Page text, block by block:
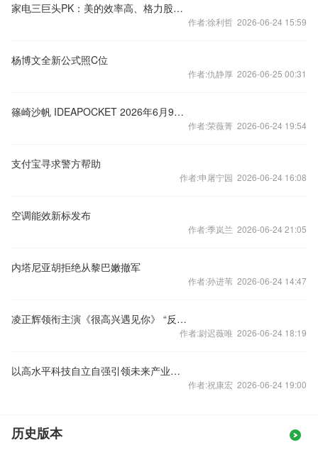
家电三巨头PK：美的效率高、格力股息高、海尔增长率高
作者:徐利哲 2026-06-24 15:59
杨博文全新公式照C位
作者:仇静厚 2026-06-25 00:31
篠崎沙帆 IDEAPOCKET 2026年6月9日出道 新人
作者:荣薇菁 2026-06-24 19:54
支付宝寻求警方帮助
作者:申屠宁园 2026-06-24 16:08
空调能效新标发布
作者:季岚兰 2026-06-24 21:05
内塔尼亚胡拒绝从黎巴嫩撤军
作者:孙进苇 2026-06-24 14:47
凌正辉领衔主演《很高兴遇见你》 “反差萌”演绎学霸理工男
作者:尉迟薇唯 2026-06-24 18:19
以高水平科技自立自强引领未来产业发展
作者:祝康宏 2026-06-24 19:00
历史版本